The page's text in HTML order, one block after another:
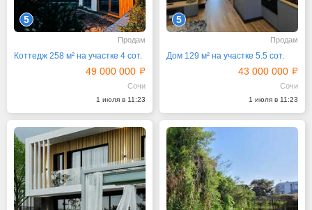
5
Продам
Коттедж 258 м² на участке 4 сот.
49 000 000
Сочи
1 июля в 11:23
5
Продам
Дом 129 м² на участке 5.5 сот.
43 000 000
Сочи
1 июля в 11:23